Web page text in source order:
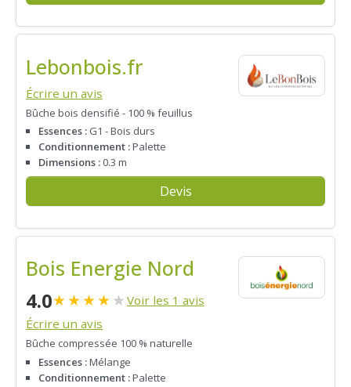
Lebonbois.fr
Écrire un avis
Bûche bois densifié - 100 % feuillus
Essences : G1 - Bois durs
Conditionnement :Palette
Dimensions : 0.3 m
Devis
Bois Energie Nord
4.0★★★★★ Voir les 1 avis
Écrire un avis
Bûche compressée 100 % naturelle
Essences :Mélange
Conditionnement :Palette